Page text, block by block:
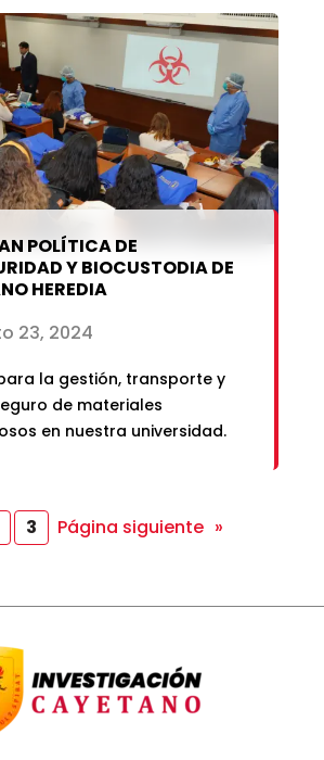
POLÍTICA DE
Y BIOCUSTODIA DE
HEREDIA
23, 2024
la gestión, transporte y
de materiales
en nuestra universidad.
3 Página siguiente »